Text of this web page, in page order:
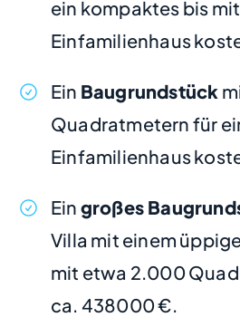
ein kompaktes bis
Einfamilienhaus
Ein Baugrundstück
Quadratmetern für
Einfamilienhaus
Ein großes
Villa mit einem
mit etwa 2.000
ca. 438000 €.